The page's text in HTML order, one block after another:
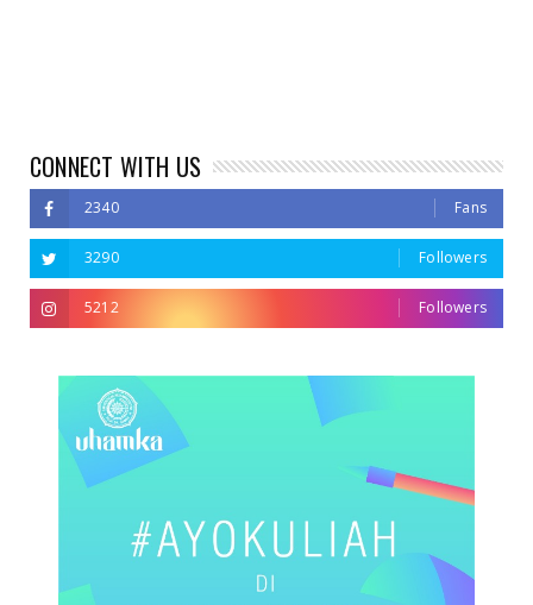
CONNECT WITH US
2340 Fans
3290 Followers
5212 Followers